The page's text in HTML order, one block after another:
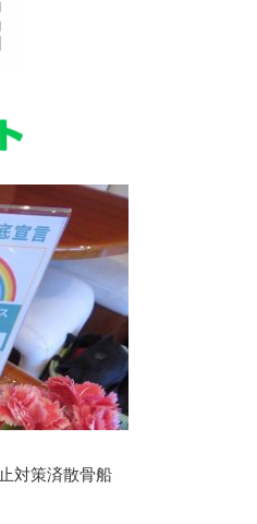
対策済散骨船